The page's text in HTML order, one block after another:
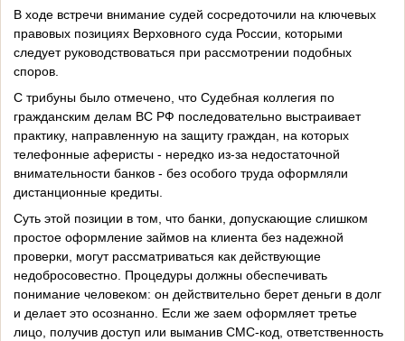
В ходе встречи внимание судей сосредоточили на ключевых
правовых позициях Верховного суда России, которыми
следует руководствоваться при рассмотрении подобных
споров.
С трибуны было отмечено, что Судебная коллегия по
гражданским делам ВС РФ последовательно выстраивает
практику, направленную на защиту граждан, на которых
телефонные аферисты - нередко из‑за недостаточной
внимательности банков - без особого труда оформляли
дистанционные кредиты.
Суть этой позиции в том, что банки, допускающие слишком
простое оформление займов на клиента без надежной
проверки, могут рассматриваться как действующие
недобросовестно. Процедуры должны обеспечивать
понимание человеком: он действительно берет деньги в долг
и делает это осознанно. Если же заем оформляет третье
лицо, получив доступ или выманив СМС‑код, ответственность